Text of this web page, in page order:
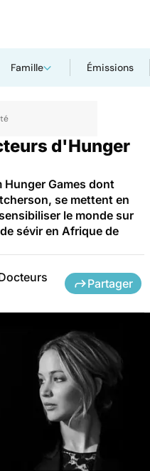
Famille Émissions
d'Hunger
Hunger Games dont
se mettent en
le monde sur
sévir en Afrique de
Partager